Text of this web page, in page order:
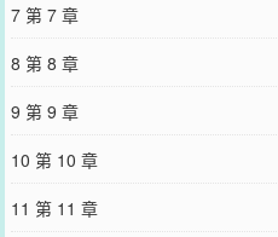
他心爱之人的；还有那月余就要临
男主日记:失忆第一天：她就是坏，
我不对劲，她生孩子我为什么怕得
嘶，也不是不行，吾生性勤勉好学
生)，另，三年抱俩伤身，请慎重3
7 第 7 章
8 第 8 章
9 第 9 章
10 第 10 章
11 第 11 章